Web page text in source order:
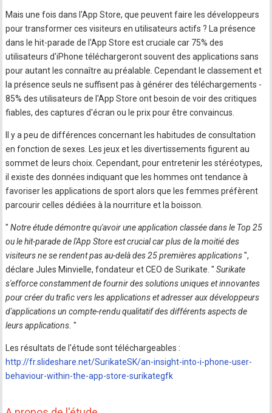
Mais une fois dans l'App Store, que peuvent faire les développeurs
pour transformer ces visiteurs en utilisateurs actifs ? La présence
dans le hit-parade de l'App Store est cruciale car 75% des
utilisateurs d'iPhone téléchargeront souvent des applications sans
pour autant les connaître au préalable. Cependant le classement et
la présence seuls ne suffisent pas à générer des téléchargements -
85% des utilisateurs de l'App Store ont besoin de voir des critiques
fiables, des captures d'écran ou le prix pour être convaincus.
Il y a peu de différences concernant les habitudes de consultation
en fonction de sexes. Les jeux et les divertissements figurent au
sommet de leurs choix. Cependant, pour entretenir les stéréotypes,
il existe des données indiquant que les hommes ont tendance à
favoriser les applications de sport alors que les femmes préfèrent
parcourir celles dédiées à la nourriture et la boisson.
" Notre étude démontre qu'avoir une application classée dans le Top 25
ou le hit-parade de l'App Store est crucial car plus de la moitié des
visiteurs ne se rendent pas au-delà des 25 premières applications",
déclare Jules Minvielle, fondateur et CEO de Surikate. " Surikate
s'efforce constamment de fournir des solutions uniques et innovantes
pour créer du trafic vers les applications et adresser aux développeurs
d'applications un compte-rendu qualitatif des différents aspects de
leurs applications."
Les résultats de l'étude sont téléchargeables :
http://fr.slideshare.net/SurikateSK/an-insight-into-i-phone-user-
behaviour-within-the-app-store-surikategfk